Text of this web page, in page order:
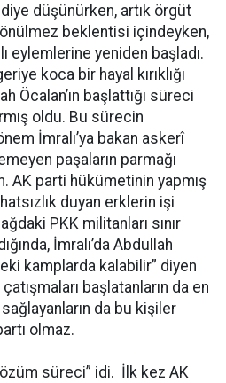
düşünürken, artık örgüt
beklentisi içindeyken,
eylemlerine yeniden başladı.
koca bir hayal kırıklığı
Öcalan’ın başlattığı süreci
oldu. Bu sürecin
İmralı’ya bakan askerî
paşaların parmağı
AK parti hükümetinin yapmış
duyan erklerin işi
PKK militanları sınır
İmralı’da Abdullah
kamplarda kalabilir” diyen
başlatanların da en
da bu kişiler
olmaz.
süreci” idi. İlk kez AK